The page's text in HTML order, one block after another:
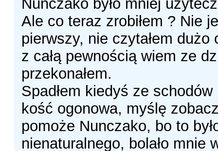
Nunczako było mniej
Ale co teraz zrobiłem ? Nie
pierwszy, nie czytałem dużo
z całą pewnością wiem ze
przekonałem.
Spadłem kiedyś ze schodów
kość ogonowa, myślę
pomoże Nunczako, bo to
nienaturalnego, bolało mnie